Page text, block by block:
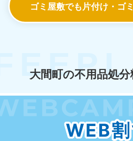
ゴミ屋敷でも 片付け・ゴ
大間町の不用品処
WEB